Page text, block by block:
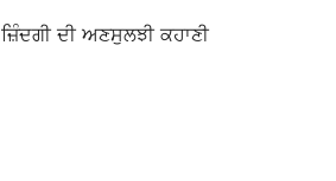
ਜ਼ਿੰਦਗੀ ਦੀ ਅਣਸੁਲਝੀ ਕਹਾਣੀ